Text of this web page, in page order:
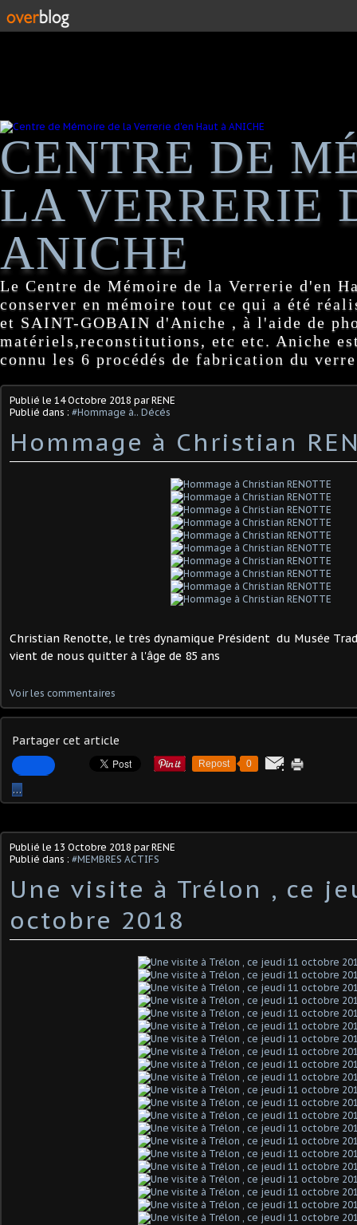
CENTRE DE
LA VERRERIE
ANICHE
Le Centre de Mémoire de la Verrerie d'en
conserver en mémoire tout ce qui a été
et SAINT-GOBAIN d'Aniche , à l'aide de
matériels,reconstitutions, etc etc. Aniche
connu les 6 procédés de fabrication du
Publié le 14 Octobre 2018 par RENE
Publié dans : #Hommage à.. Décés
Hommage à Christian
Christian Renotte, le très dynamique Président du Musée
vient de nous quitter à l'âge de 85 ans
Voir les commentaires
Partager cet article
Repost 0
…
Publié le 13 Octobre 2018 par RENE
Publié dans : #MEMBRES ACTIFS
Une visite à Trélon , ce
octobre 2018